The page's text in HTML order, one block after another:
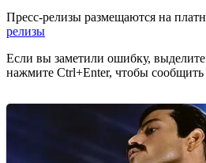
Пресс-релизы размещаются на
релизы
Если вы заметили ошибку,
нажмите Ctrl+Enter, чтобы сообщить